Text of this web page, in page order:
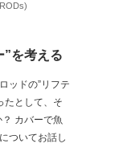
”を考える
ッドの”リフテ
たとして、そ
カバーで魚
ついてお話し